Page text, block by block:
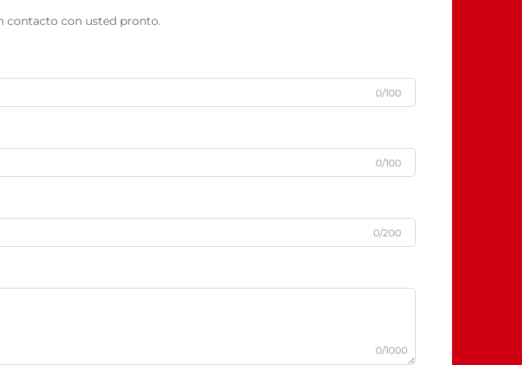
contacto con usted pronto.
0/100
0/100
0/200
0/1000